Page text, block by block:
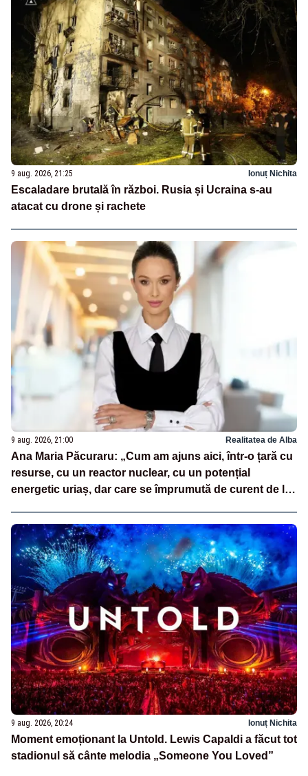
9 aug. 2026, 21:25 Ionuț Nichita
Escaladare brutală în război. Rusia și Ucraina s-au
atacat cu drone și rachete
9 aug. 2026, 21:00 Realitatea de Alba
Ana Maria Păcuraru: „Cum am ajuns aici, într-o țară cu
resurse, cu un reactor nuclear, cu un potențial
energetic uriaș, dar care se împrumută de curent de la
9 aug. 2026, 20:24 Ionuț Nichita
Moment emoționant la Untold. Lewis Capaldi a făcut tot
stadionul să cânte melodia „Someone You Loved”